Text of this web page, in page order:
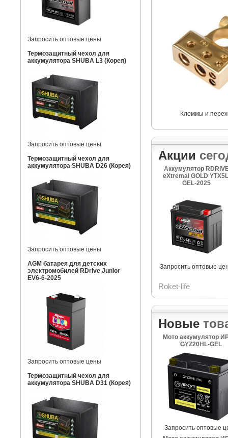
Запросить оптовые цены
Термозащитный чехол для
аккумулятора SHUBA L3 (Корея)
Запросить оптовые цены
Термозащитный чехол для
аккумулятора SHUBA D26 (Корея)
Запросить оптовые цены
AGM батарея для детских
электромобилей RDrive Junior
EV6-6-2025
Запросить оптовые цены
Термозащитный чехол для
аккумулятора SHUBA D31 (Корея)
Клеммы и
Акции
Аккумулятор
eXtremal GOLD
GEL-2025
Запросить оптовые
Roket-life
Новые
Мото аккумулятор
GYZ20HL-GEL
Запросить оптовые